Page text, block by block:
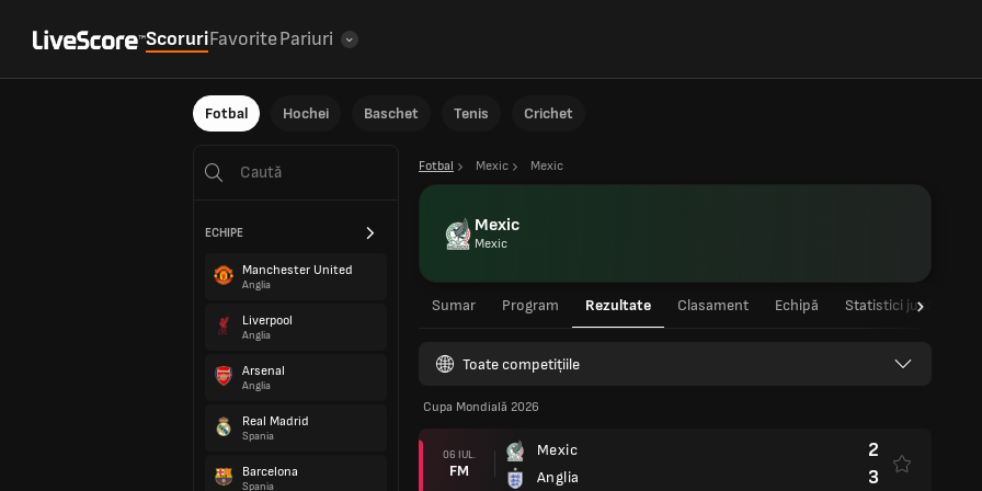
ScoruriFavoritePariuri
Fotbal Hochei Baschet Tenis Crichet
ECHIPE
Manchester United
Anglia
Liverpool
Anglia
Arsenal
Anglia
Real Madrid
Spania
Barcelona
Spania
Fotbal Mexic Mexic
Mexic
Mexic
Sumar Program Rezultate Clasament Echipă Statistici jucători
Toate competițiile
Cupa Mondială 2026
06 IUL.
FM
Mexic
Anglia
2
3